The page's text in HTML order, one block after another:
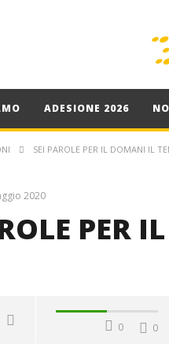
ADESIONE 2026
SEI PAROLE PER IL DOMANI IL
2020
PER
0 0